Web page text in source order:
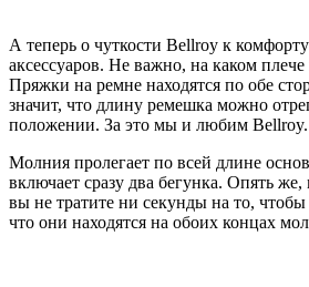
А теперь о чуткости Bellroy к
аксессуаров. Не важно, на каком
Пряжки на ремне находятся по обе
значит, что длину ремешка можно
положении. За это мы и любим Bellroy.
Молния пролегает по всей длине
включает сразу два бегунка. Опять
вы не тратите ни секунды на то,
что они находятся на обоих концах